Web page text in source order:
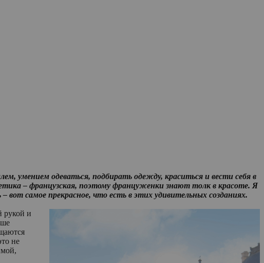
умением одеваться, подбирать одежду, краситься и вести себя в
– французская, поэтому француженки знают толк в красоте. Я
самое прекрасное, что есть в этих удивительных созданиях.
рукой и
не